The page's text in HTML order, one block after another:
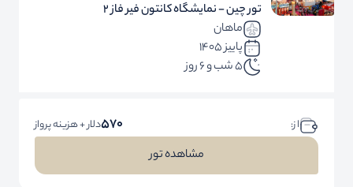
تور چین - نمایشگاه کانتون فیر فاز 2
ماهان
پاییز 1405
5 شب و 6 روز
ا ز: 570دلار + هزینه پرواز
مشاهده تور